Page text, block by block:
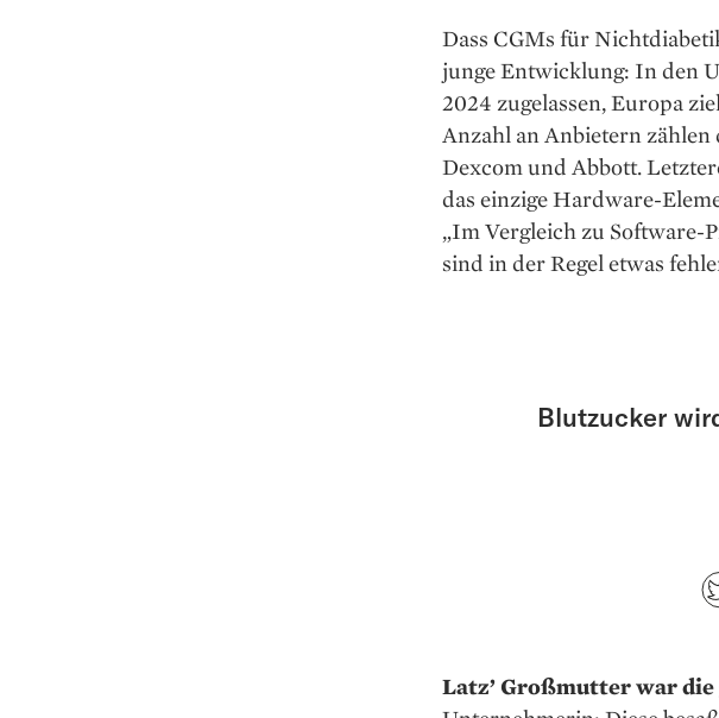
Dass CGMs für
junge Ent­wicklung: In den
2024 zuge­lassen, Europa
Anzahl an Anbietern
Dexcom und Abbott.
das einzige Hardware-
„Im Vergleich zu Software-
sind in der Regel etwas
Blutzucker
Latz’ Großmutter war